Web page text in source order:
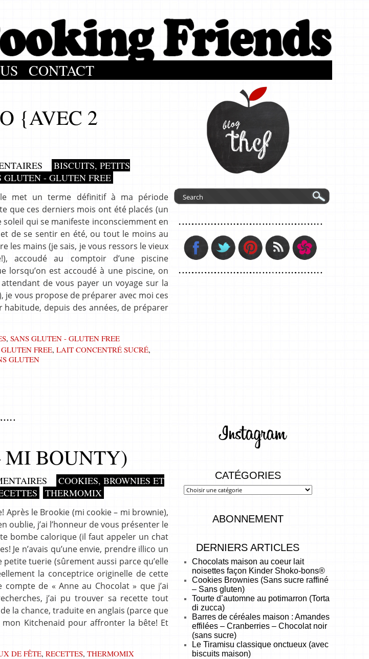
CONTACT
{AVEC 2
BISCUITS, PETITS
GLUTEN - GLUTEN FREE
met un terme définitif à ma période
que ces derniers mois ont été placés (un
qui se manifeste inconsciemment en
de se sentir en été, ou tout le moins au
les mains (je sais, je vous ressors le vieux
accoudé au comptoir d’une piscine
lorsqu’on est accoudé à une piscine, on
attendant de vous payer un voyage sur la
je vous propose de préparer avec moi ces
habitude, depuis des années, de préparer
, SANS GLUTEN - GLUTEN FREE
GLUTEN FREE, LAIT CONCENTRÉ SUCRÉ,
GLUTEN
MI BOUNTY)
COOKIES, BROWNIES ET
THERMOMIX
Après le Brookie (mi cookie – mi brownie),
oublie, j’ai l’honneur de vous présenter le
bombe calorique (il faut appeler un chat
n’avais qu’une envie, prendre illico un
tuerie (sûrement aussi parce qu’elle
la conceptrice originelle de cette
de « Anne au Chocolat » que j’ai
j’ai pu trouver sa recette tout
la chance, traduite en anglais (parce que
Kitchenaid pour affronter la bête! Et
DE FÊTE, RECETTES, THERMOMIX
CATÉGORIES
ABONNEMENT
DERNIERS ARTICLES
Chocolats maison au coeur lait
noisettes façon Kinder Shoko-bons®
Cookies Brownies (Sans sucre raffiné
– Sans gluten)
Tourte d’automne au potimarron (Torta
di zucca)
Barres de céréales maison : Amandes
effilées – Cranberries – Chocolat noir
(sans sucre)
Le Tiramisu classique onctueux (avec
biscuits maison)